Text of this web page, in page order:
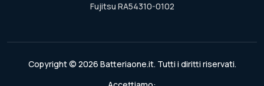
Fujitsu RA54310-0102
Copyright © 2026 Batteriaone.it. Tutti i diritti riservati.